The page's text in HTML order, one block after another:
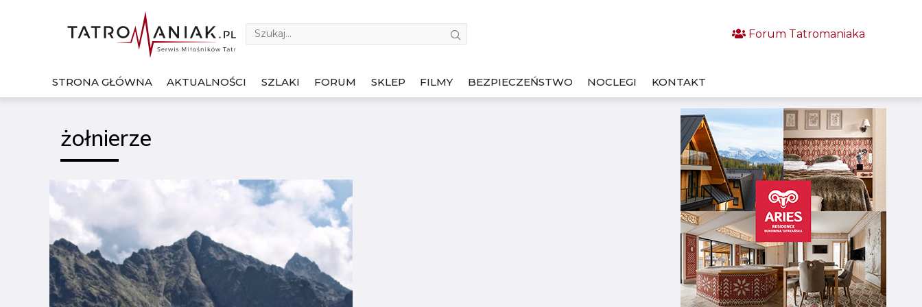
Forum Tatromaniaka
STRONA GŁÓWNA AKTUALNOŚCI SZLAKI FORUM SKLEP FILMY BEZPIECZEŃSTWO NOCLEGI KONTAKT
żołnierze